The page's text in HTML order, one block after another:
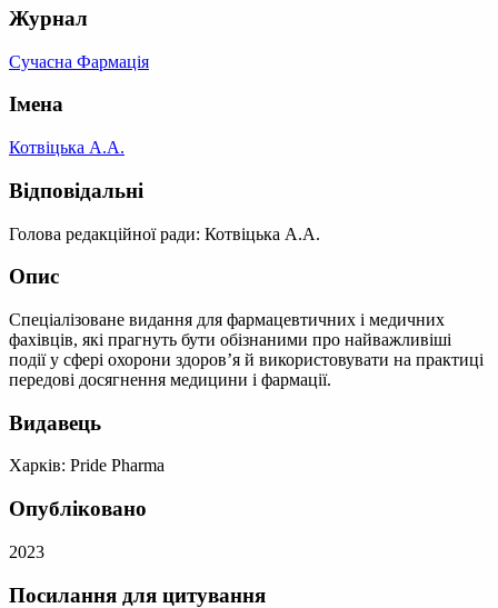
Журнал
Сучасна Фармація
Імена
Котвіцька А.А.
Відповідальні
Голова редакційної ради: Котвіцька А.А.
Опис
Спеціалізоване видання для фармацевтичних і медичних
фахівців, які прагнуть бути обізнаними про найважливіші
події у сфері охорони здоров’я й використовувати на практиці
передові досягнення медицини і фармації.
Видавець
Харків: Pride Pharma
Опубліковано
2023
Посилання для цитування